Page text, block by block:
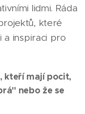
lidmi. Ráda
které
a inspiraci pro
kteří mají pocit,
nebo že se